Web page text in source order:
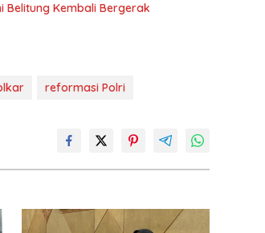
Belitung Kembali Bergerak
reformasi Polri